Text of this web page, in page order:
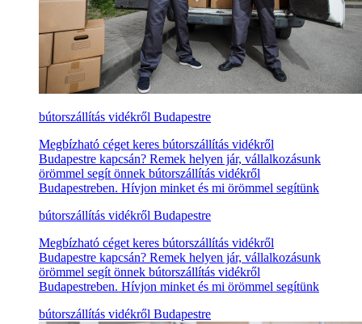
bútorszállítás vidékről Budapestre
Megbízható céget keres bútorszállítás vidékről
Budapestre kapcsán? Remek helyen jár, vállalkozásunk
örömmel segít önnek bútorszállítás vidékről
Budapestreben. Hívjon minket és mi örömmel segítünk
bútorszállítás vidékről Budapestre
Megbízható céget keres bútorszállítás vidékről
Budapestre kapcsán? Remek helyen jár, vállalkozásunk
örömmel segít önnek bútorszállítás vidékről
Budapestreben. Hívjon minket és mi örömmel segítünk
bútorszállítás vidékről Budapestre